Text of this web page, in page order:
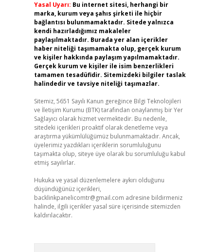
Yasal Uyarı: Bu internet sitesi, herhangi bir
marka, kurum veya şahıs şirketi ile hiçbir
bağlantısı bulunmamaktadır. Sitede yalnızca
kendi hazırladığımız makaleler
paylaşılmaktadır. Burada yer alan içerikler
haber niteliği taşımamakta olup, gerçek kurum
ve kişiler hakkında paylaşım yapılmamaktadır.
Gerçek kurum ve kişiler ile isim benzerlikleri
tamamen tesadüfidir. Sitemizdeki bilgiler taslak
halindedir ve tavsiye niteliği taşımazlar.
Sitemiz, 5651 Sayılı Kanun gereğince Bilgi Teknolojileri
ve İletişim Kurumu (BTK) tarafından onaylanmış bir Yer
Sağlayıcı olarak hizmet vermektedir. Bu nedenle,
sitedeki içerikleri proaktif olarak denetleme veya
araştırma yükümlülüğümüz bulunmamaktadır. Ancak,
üyelerimiz yazdıkları içeriklerin sorumluluğunu
taşımakta olup, siteye üye olarak bu sorumluluğu kabul
etmiş sayılırlar.
Hukuka ve yasal düzenlemelere aykırı olduğunu
düşündüğünüz içerikleri,
backlinkpanelicomtr@gmail.com adresine bildirmeniz
halinde, ilgili içerikler yasal süre içerisinde sitemizden
kaldırılacaktır.